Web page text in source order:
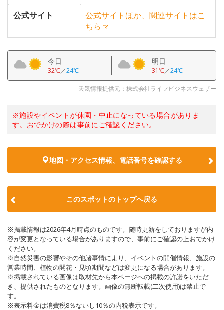
公式サイト
公式サイトほか、関連サイトはこ
ちら
今日
32℃／24℃
明日
31℃／24℃
天気情報提供元：株式会社ライフビジネスウェザー
※施設やイベントが休園・中止になっている場合がありま
す。おでかけの際は事前にご確認ください。
地図・アクセス情報、電話番号を確認する
このスポットのトップへ戻る
※掲載情報は2026年4月時点のものです。随時更新をしておりますが内
容が変更となっている場合がありますので、事前にご確認の上おでかけ
ください。
※自然災害の影響やその他諸事情により、イベントの開催情報、施設の
営業時間、植物の開花・見頃期間などは変更になる場合があります。
※掲載されている画像は取材先から本ページへの掲載の許諾をいただ
き、提供されたものとなります。画像の無断転載(二次使用)は禁止で
す。
※表示料金は消費税8％ないし10％の内税表示です。